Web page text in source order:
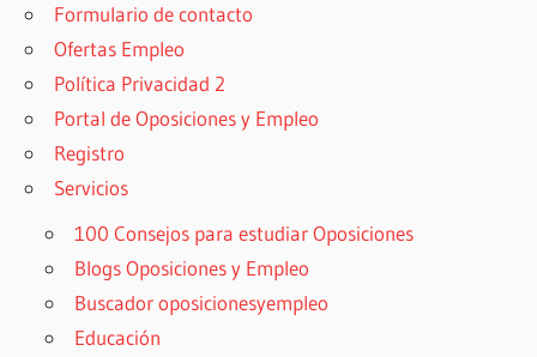
Formulario de contacto
Ofertas Empleo
Política Privacidad 2
Portal de Oposiciones y Empleo
Registro
Servicios
100 Consejos para estudiar Oposiciones
Blogs Oposiciones y Empleo
Buscador oposicionesyempleo
Educación